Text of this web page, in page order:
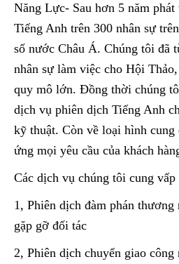
Năng Lực- Sau hơn 5 năm
Tiếng Anh trên 300 nhân sự
số nước Châu Á. Chúng tôi đã
nhân sự làm việc cho Hội
quy mô lớn. Đồng thời chúng
dịch vụ phiên dịch Tiếng Anh
kỹ thuật. Còn về loại hình cung
ứng mọi yêu cầu của khách
Các dịch vụ chúng tôi cung vấp
1, Phiên dịch đàm phán
gặp gỡ đối tác
2, Phiên dịch chuyển giao công